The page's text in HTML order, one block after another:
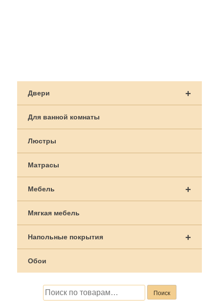
по
записям
+
Двери
Для ванной комнаты
Люстры
Матрасы
+
Мебель
Мягкая мебель
+
Напольные покрытия
Обои
Искать: Поиск